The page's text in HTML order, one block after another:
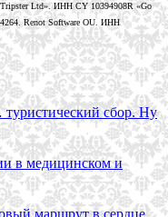
Ltd». ИНН CY 10394908R «Go
Renot Software OU. ИНН
сбор. Ну
в медицинском и
маршрут в сердце